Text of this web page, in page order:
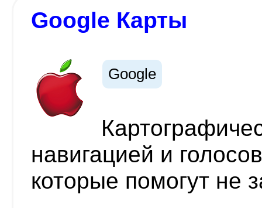
Google Карты
Google
навигацией и
которые помогут не